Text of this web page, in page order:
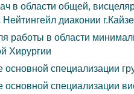
в области общей,
диаконии
работы в области
Хирургии
специализации
основной специализации